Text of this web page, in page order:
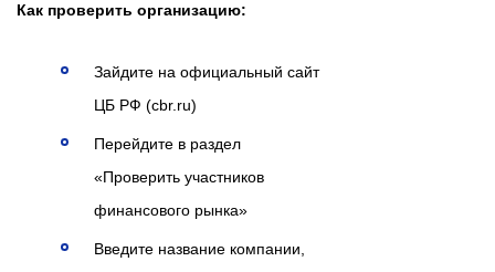
Как проверить организацию:
Зайдите на официальный сайт
ЦБ РФ (cbr.ru)
Перейдите в раздел
«Проверить участников
финансового рынка»
Введите название компании,